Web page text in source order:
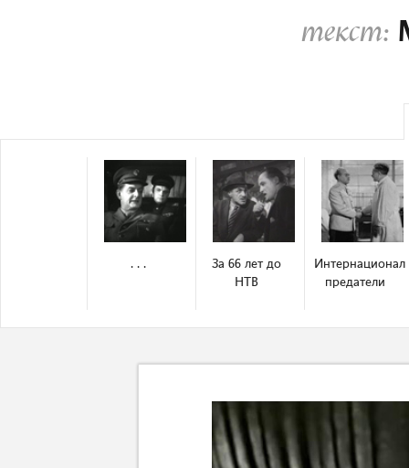
текст:
. . .
За 66 лет до
НТВ
Интернационал-
предатели